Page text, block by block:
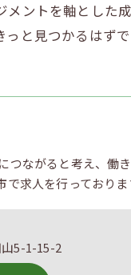
ントを軸とした
と見つかるはずで
ながると考え、働
求人を行っておりま
5-1-15-2